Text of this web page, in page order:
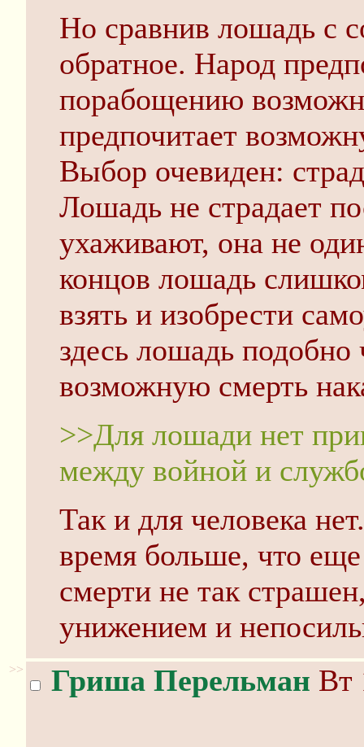
Но сравнив лошадь с
обратное. Народ
порабощению
предпочитает
Выбор очевиден:
Лошадь не страдает
ухаживают, она не
концов лошадь
взять и изобрести
здесь лошадь подобно
возможную смерть
>>Для лошади нет
между войной и
Так и для человека
время больше, что еще
смерти не так
унижением и
>> Гриша Перельман Вт